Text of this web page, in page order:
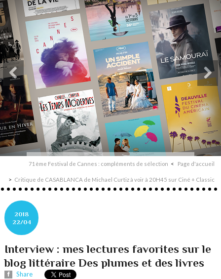
71ème Festival de Cannes : compléments de sélection Page d'accueil
Critique de CASABLANCA de Michael Curtiz à voir à 20H45 sur Ciné + Classic
2018
22/04
Interview : mes lectures favorites sur le
blog littéraire Des plumes et des livres
Share